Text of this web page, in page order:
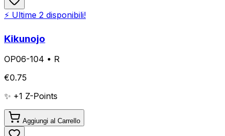
⚡ Ultime 2 disponibili!
Kikunojo
OP06-104 • R
€0.75
✨ +1 Z-Points
Aggiungi al Carrello